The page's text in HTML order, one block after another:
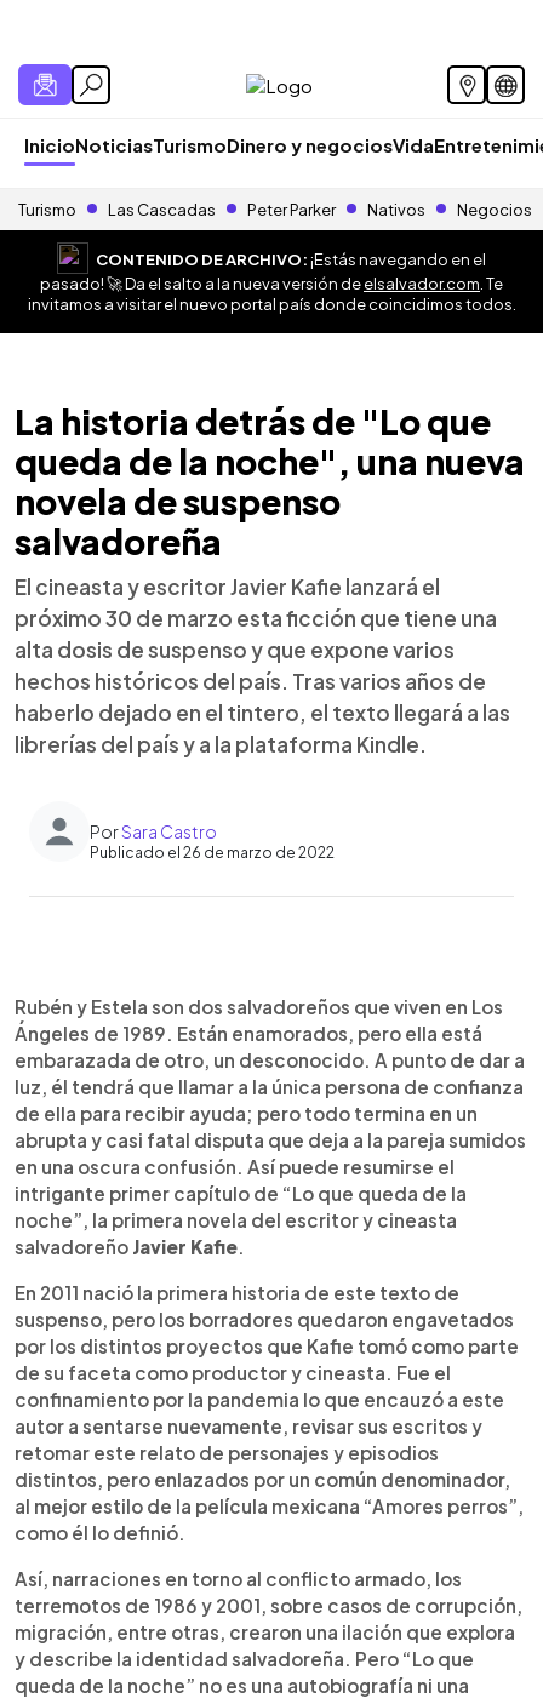
InicioNoticiasTurismoDinero y negociosVida
Turismo Las Cascadas Peter Parker Nativos Negocios
CONTENIDO DE ARCHIVO:¡Estás navegando en el
pasado! 🚀 Da el salto a la nueva versión deelsalvador.com . Te
invitamos a visitar el nuevo portal país donde coincidimos todos.
La historia detrás de "Lo que
queda de la noche", una nueva
novela de suspenso
salvadoreña
El cineasta y escritor Javier Kafie lanzará el
próximo 30 de marzo esta ficción que tiene una
alta dosis de suspenso y que expone varios
hechos históricos del país. Tras varios años de
haberlo dejado en el tintero, el texto llegará a las
librerías del país y a la plataforma Kindle.
PorSara Castro
Publicado el 26 de marzo de 2022
Escuchar artículo
Rubén y Estela son dos salvadoreños que viven en Los
Ángeles de 1989. Están enamorados, pero ella está
embarazada de otro, un desconocido. A punto de dar a
luz, él tendrá que llamar a la única persona de confianza
de ella para recibir ayuda; pero todo termina en un
abrupta y casi fatal disputa que deja a la pareja sumidos
en una oscura confusión. Así puede resumirse el
intrigante primer capítulo de “Lo que queda de la
noche”, la primera novela del escritor y cineasta
salvadoreño Javier Kafie.
En 2011 nació la primera historia de este texto de
suspenso, pero los borradores quedaron engavetados
por los distintos proyectos que Kafie tomó como parte
de su faceta como productor y cineasta. Fue el
confinamiento por la pandemia lo que encauzó a este
autor a sentarse nuevamente, revisar sus escritos y
retomar este relato de personajes y episodios
distintos, pero enlazados por un común denominador,
al mejor estilo de la película mexicana “Amores perros”,
como él lo definió.
Así, narraciones en torno al conflicto armado, los
terremotos de 1986 y 2001, sobre casos de corrupción,
migración, entre otras, crearon una ilación que explora
y describe la identidad salvadoreña. Pero “Lo que
queda de la noche” no es una autobiografía ni una